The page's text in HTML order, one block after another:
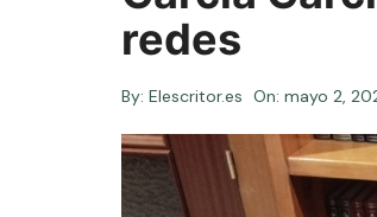
redes
By: Elescritor.es On: mayo 2,